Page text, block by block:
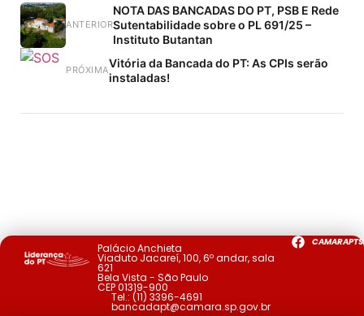
ANTERIOR
NOTA DAS BANCADAS DO PT, PSB E Rede
Sutentabilidade sobre o PL 691/25 –
Instituto Butantan
PRÓXIMAVitória da Bancada do PT: As CPIs serão
instaladas!
Palácio Anchieta
Viaduto Jacareí, 100, 6º andar, sala
621
Bela Vista - São Paulo
CEP 01319-900
Tel.: (11) 3396-4691
bancadapt@camara.sp.gov.br